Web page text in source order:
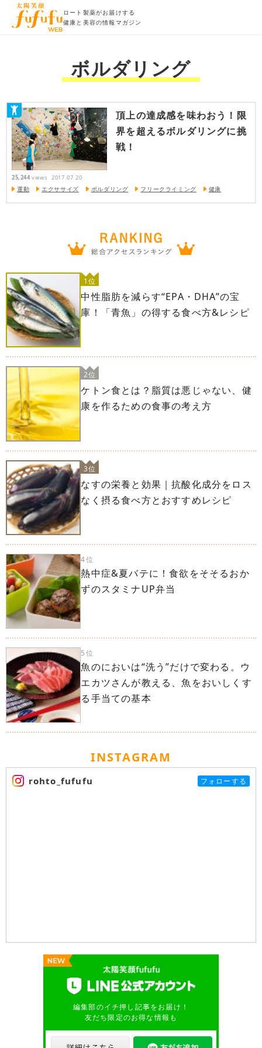
ロート製薬がお届けする
健康と美容の情報マガジン
ボルダリング
頂上の達成感を味わおう！限
界を超えるボルダリングに挑
戦！
25,244 views 2017.07.20
運動 エクササイズ ボルダリング フリークライミング 健康
1位
中性脂肪を減らす“EPA・DHA”の宝
庫！「青魚」の得する食べ方&レシピ
2位
ケトン食とは？脂質は悪じゃない、健
康を作るための食事の考え方
3位
なすの栄養と効果｜抗酸化成分をロス
なく摂る食べ方とおすすめレシピ
4位
熱中症&夏バテに！食欲をそそるおか
ずのスタミナUP弁当
5位
魚のにおいは“洗う”だけで変わる。ウ
エカツさんが教える、魚をおいしくす
る手当ての基本
INSTAGRAM
rohto_fufufu フォローする
編集部のイチ押し記事をお届け！
友だち限定のお得な情報も